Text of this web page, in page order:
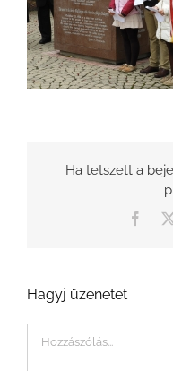
Ha tetszett a
Hagyj üzenetet